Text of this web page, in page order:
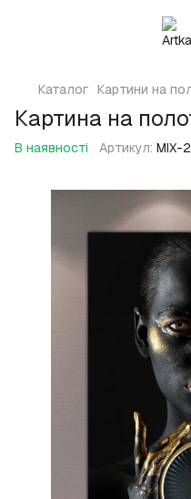
Каталог Картини на
Картина на
В наявності Артикул: MIX-